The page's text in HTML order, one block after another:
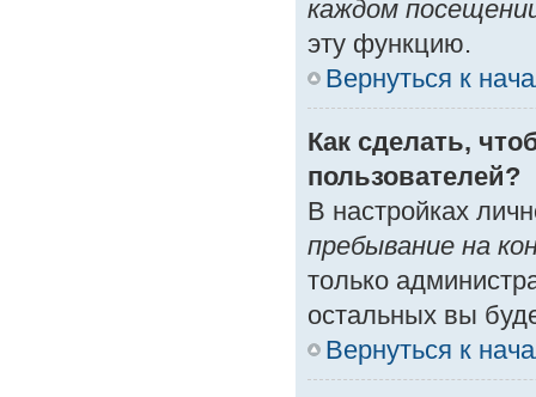
каждом
эту функцию.
Вернуться к
Как сделать,
пользователей?
В настройках
пребывание на
только
остальных вы
Вернуться к